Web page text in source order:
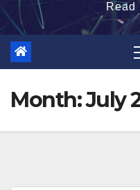
Read
Month:July